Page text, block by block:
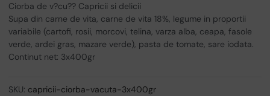
Ciorba de v?cu?? Capricii si delicii
Supa din carne de vita, carne de vita 18%, legume in proportii
variabile (cartofi, rosii, morcovi, telina, varza alba, ceapa, fasole
verde, ardei gras, mazare verde), pasta de tomate, sare iodata.
Continut net: 3x400gr
SKU: capricii-ciorba-vacuta-3x400gr